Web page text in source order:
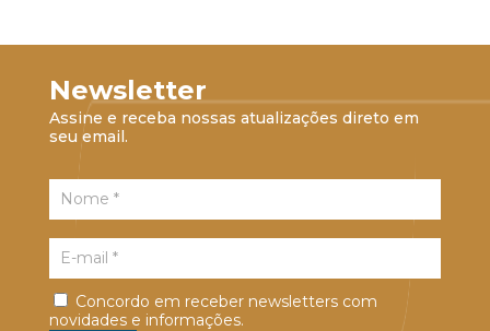
Newsletter
Assine e receba nossas atualizações direto em
seu email.
Concordo em receber newsletters com
novidades e informações.